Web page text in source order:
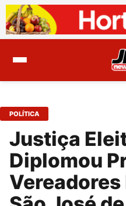
POLÍTICA
Justiça
Diplomou